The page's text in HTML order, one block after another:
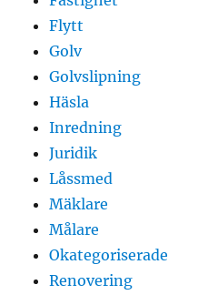
Flytt
Golv
Golvslipning
Häsla
Inredning
Juridik
Låssmed
Mäklare
Målare
Okategoriserade
Renovering